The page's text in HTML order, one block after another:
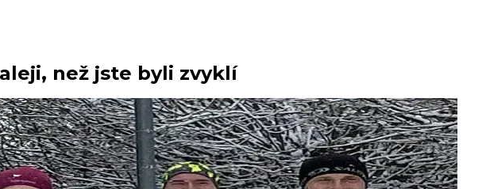
než jste byli zvyklí